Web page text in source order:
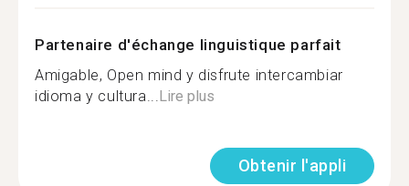
Partenaire d'échange linguistique parfait
Amigable, Open mind y disfrute intercambiar
idioma y cultura...Lire plus
Obtenir l'appli